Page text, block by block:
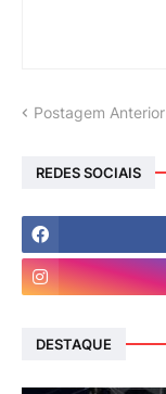
Postagem Anterior
REDES SOCIAIS
DESTAQUE